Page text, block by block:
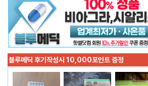
블루메딕 후기작성시 10,000포인트 증정